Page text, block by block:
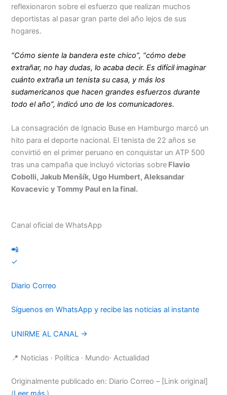
reflexionaron sobre el esfuerzo que realizan muchos
deportistas al pasar gran parte del año lejos de sus
hogares.
“Cómo siente la bandera este chico”, “cómo debe
extrañar, no hay dudas, lo acaba decir. Es difícil imaginar
cuánto extraña un tenista su casa, y más los
sudamericanos que hacen grandes esfuerzos durante
todo el año”, indicó uno de los comunicadores.
La consagración de Ignacio Buse en Hamburgo marcó un
hito para el deporte nacional. El tenista de 22 años se
convirtió en el primer peruano en conquistar un ATP 500
tras una campaña que incluyó victorias sobre Flavio
Cobolli, Jakub Menšík, Ugo Humbert, Aleksandar
Kovacevic y Tommy Paul en la final.
Canal oficial de WhatsApp
📲
✓
Diario Correo
Síguenos en WhatsApp y recibe las noticias al instante
UNIRME AL CANAL →
📍 Noticias · Política · Mundo· Actualidad
Originalmente publicado en: Diario Correo – [Link original]